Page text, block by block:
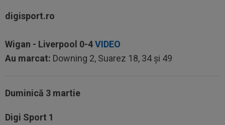
digisport.ro
Wigan - Liverpool 0-4VIDEO
Au marcat: Downing 2, Suarez 18, 34 și 49
Duminică 3 martie
Digi Sport 1